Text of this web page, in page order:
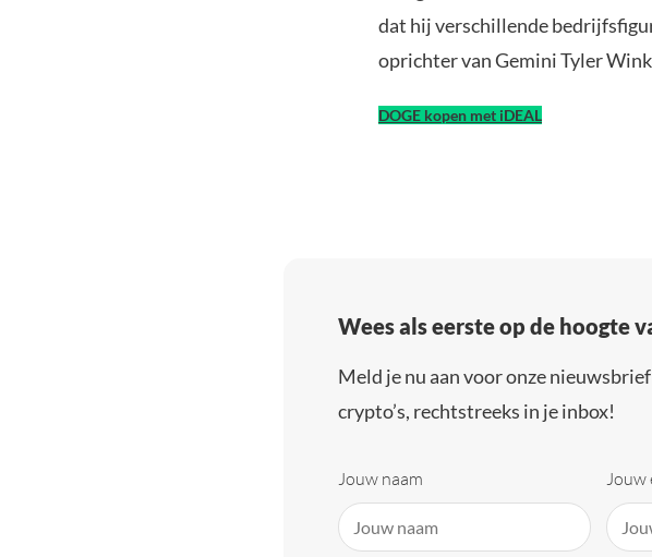
dat hij verschillende
oprichter van Gemini Tyler
DOGE kopen met iDEAL
Wees als eerste op de hoogte
Meld je nu aan voor onze
crypto’s, rechtstreeks in je inbox!
Jouw naam Jouw